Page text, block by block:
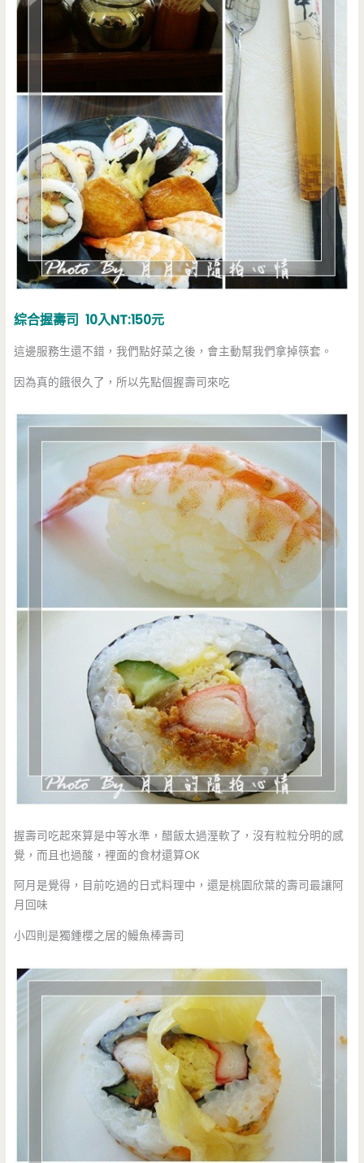
綜合握壽司 10入NT:150元
這邊服務生還不錯，我們點好菜之後，會主動幫我們拿掉筷套。
因為真的餓很久了，所以先點個握壽司來吃
握壽司吃起來算是中等水準，醋飯太過溼軟了，沒有粒粒分明的感
覺，而且也過酸，裡面的食材還算OK
阿月是覺得，目前吃過的日式料理中，還是桃園欣葉的壽司最讓阿
月回味
小四則是獨鍾櫻之居的鰻魚棒壽司